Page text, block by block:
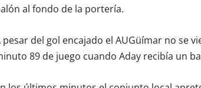
al fondo de la portería.
pesar del gol encajado el AUGüímar no se
89 de juego cuando Aday recibía un